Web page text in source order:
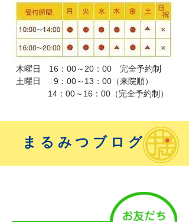
木曜日 16：00～20：00 完全予約制
土曜日 9：00～13：00（来院順）
​ 14：00～16：00（完全予約制）
まるみつブログ